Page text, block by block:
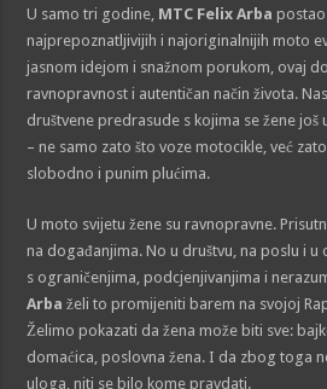
b
o
o
k
s
A
p
p
r
e
n
g
e
r
l
U samo tri godine, MTC Felix Arba postao
najprepoznatljivijih i najoriginalnijih moto
jasnom idejom i snažnom porukom, ovaj
ravnopravnost i autentičan način života.
društvene predrasude s kojima se žene još
– ne samo zato što voze motocikle, već
slobodno i punim plućima.
U moto svijetu žene su ravnopravne.
na događanjima. No u društvu, na poslu i u
s ograničenjima, podcjenjivanjima i
Arba želi to promijeniti barem na svojoj
Želimo pokazati da žena može biti sve:
domaćica, poslovna žena. I da zbog toga
uloga, niti se bilo kome pravdati.